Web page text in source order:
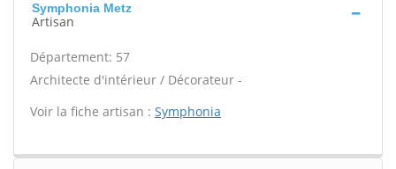
Symphonia Metz
Artisan
Département: 57
Architecte d'intérieur / Décorateur -
Voir la fiche artisan : Symphonia